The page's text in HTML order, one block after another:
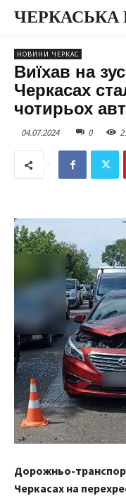
ЧЕРКАСЬКА
НОВИНИ ЧЕРКАС
Виїхав на
Черкасах
чотирьох
04.07.2024 0
Дорожньо-
Черкасах на